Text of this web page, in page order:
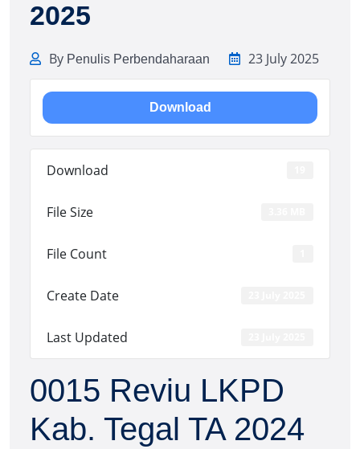
2025
By Penulis Perbendaharaan 23 July 2025
Download
Download
File Size
File Count
Create Date
Last Updated
0015 Reviu LKPD
Kab. Tegal TA 2024